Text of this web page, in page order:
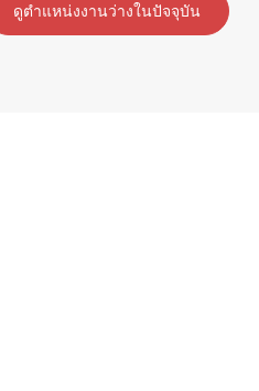
ดูตำแหน่งงานว่างในปัจจุบัน